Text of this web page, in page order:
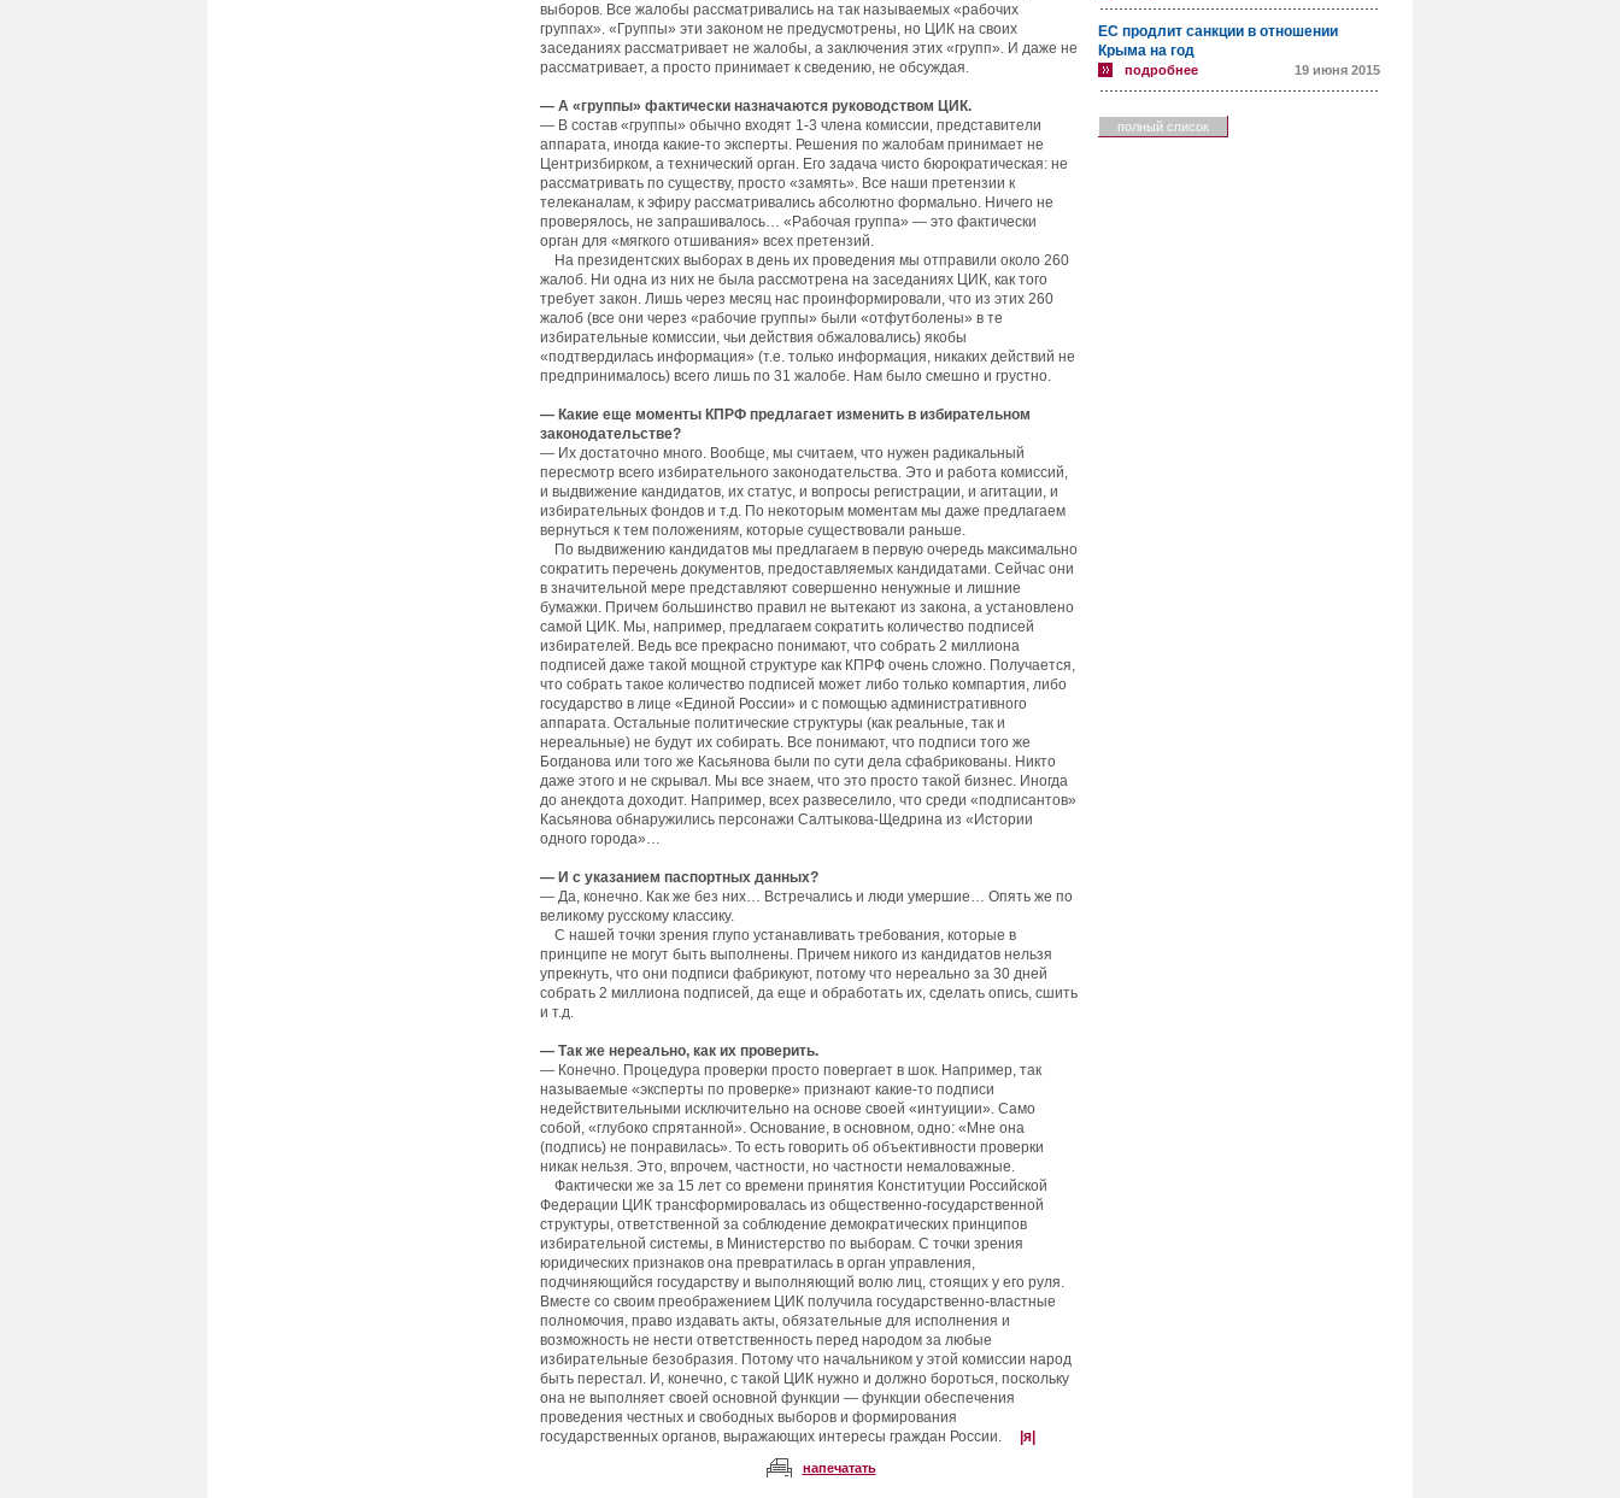
выборов. Все жалобы рассматривались на так называемых «рабочих
группах». «Группы» эти законом не предусмотрены, но ЦИК на своих
заседаниях рассматривает не жалобы, а заключения этих «групп». И даже не
рассматривает, а просто принимает к сведению, не обсуждая.
— А «группы» фактически назначаются руководством ЦИК.
— В состав «группы» обычно входят 1-3 члена комиссии, представители
аппарата, иногда какие-то эксперты. Решения по жалобам принимает не
Центризбирком, а технический орган. Его задача чисто бюрократическая: не
рассматривать по существу, просто «замять». Все наши претензии к
телеканалам, к эфиру рассматривались абсолютно формально. Ничего не
проверялось, не запрашивалось… «Рабочая группа» — это фактически
орган для «мягкого отшивания» всех претензий.
На президентских выборах в день их проведения мы отправили около 260
жалоб. Ни одна из них не была рассмотрена на заседаниях ЦИК, как того
требует закон. Лишь через месяц нас проинформировали, что из этих 260
жалоб (все они через «рабочие группы» были «отфутболены» в те
избирательные комиссии, чьи действия обжаловались) якобы
«подтвердилась информация» (т.е. только информация, никаких действий не
предпринималось) всего лишь по 31 жалобе. Нам было смешно и грустно.
— Какие еще моменты КПРФ предлагает изменить в избирательном
законодательстве?
— Их достаточно много. Вообще, мы считаем, что нужен радикальный
пересмотр всего избирательного законодательства. Это и работа комиссий,
и выдвижение кандидатов, их статус, и вопросы регистрации, и агитации, и
избирательных фондов и т.д. По некоторым моментам мы даже предлагаем
вернуться к тем положениям, которые существовали раньше.
По выдвижению кандидатов мы предлагаем в первую очередь максимально
сократить перечень документов, предоставляемых кандидатами. Сейчас они
в значительной мере представляют совершенно ненужные и лишние
бумажки. Причем большинство правил не вытекают из закона, а установлено
самой ЦИК. Мы, например, предлагаем сократить количество подписей
избирателей. Ведь все прекрасно понимают, что собрать 2 миллиона
подписей даже такой мощной структуре как КПРФ очень сложно. Получается,
что собрать такое количество подписей может либо только компартия, либо
государство в лице «Единой России» и с помощью административного
аппарата. Остальные политические структуры (как реальные, так и
нереальные) не будут их собирать. Все понимают, что подписи того же
Богданова или того же Касьянова были по сути дела сфабрикованы. Никто
даже этого и не скрывал. Мы все знаем, что это просто такой бизнес. Иногда
до анекдота доходит. Например, всех развеселило, что среди «подписантов»
Касьянова обнаружились персонажи Салтыкова-Щедрина из «Истории
одного города»…
— И с указанием паспортных данных?
— Да, конечно. Как же без них… Встречались и люди умершие… Опять же по
великому русскому классику.
С нашей точки зрения глупо устанавливать требования, которые в
принципе не могут быть выполнены. Причем никого из кандидатов нельзя
упрекнуть, что они подписи фабрикуют, потому что нереально за 30 дней
собрать 2 миллиона подписей, да еще и обработать их, сделать опись, сшить
и т.д.
— Так же нереально, как их проверить.
— Конечно. Процедура проверки просто повергает в шок. Например, так
называемые «эксперты по проверке» признают какие-то подписи
недействительными исключительно на основе своей «интуиции». Само
собой, «глубоко спрятанной». Основание, в основном, одно: «Мне она
(подпись) не понравилась». То есть говорить об объективности проверки
никак нельзя. Это, впрочем, частности, но частности немаловажные.
Фактически же за 15 лет со времени принятия Конституции Российской
Федерации ЦИК трансформировалась из общественно-государственной
структуры, ответственной за соблюдение демократических принципов
избирательной системы, в Министерство по выборам. С точки зрения
юридических признаков она превратилась в орган управления,
подчиняющийся государству и выполняющий волю лиц, стоящих у его руля.
Вместе со своим преображением ЦИК получила государственно-властные
полномочия, право издавать акты, обязательные для исполнения и
возможность не нести ответственность перед народом за любые
избирательные безобразия. Потому что начальником у этой комиссии народ
быть перестал. И, конечно, с такой ЦИК нужно и должно бороться, поскольку
она не выполняет своей основной функции — функции обеспечения
проведения честных и свободных выборов и формирования
государственных органов, выражающих интересы граждан России.
|я|
напечатать
ЕС продлит санкции в отношении
Крыма на год
подробнее 19 июня 2015
полный список